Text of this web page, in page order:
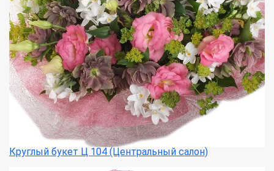
Круглый букет Ц 104 (Центральный салон)